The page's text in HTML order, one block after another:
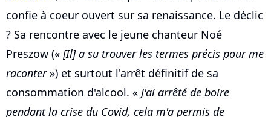
confie à coeur ouvert sur sa renaissance. Le déclic
? Sa rencontre avec le jeune chanteur Noé
Preszow (« [Il] a su trouver les termes précis pour me
raconter») et surtout l'arrêt définitif de sa
consommation d'alcool. « J'ai arrêté de boire
pendant la crise du Covid, cela m'a permis de